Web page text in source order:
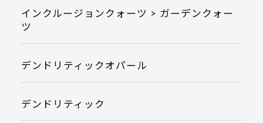
インクルージョンクォーツ > ガーデンクォー
ツ
デンドリティックオパール
デンドリティック